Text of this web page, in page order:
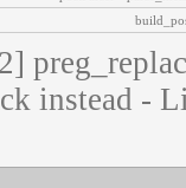
instead -